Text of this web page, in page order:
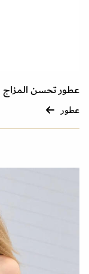
عطور تحسن المزاج
عطور